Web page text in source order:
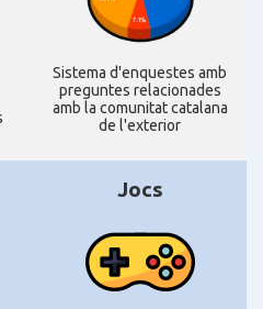
Sistema d'enquestes amb
preguntes relacionades
amb la comunitat catalana
de l'exterior
Jocs